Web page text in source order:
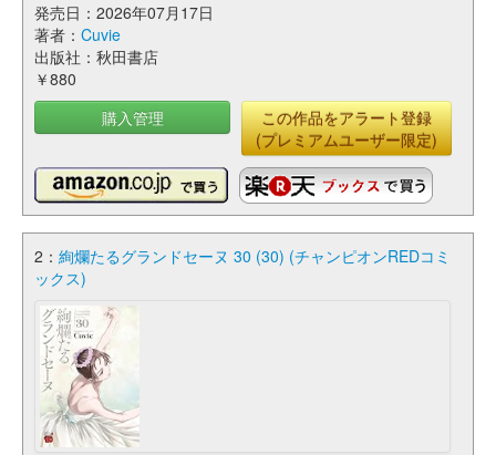
発売日：2026年07月17日
著者： Cuvie
出版社：秋田書店
￥880
購入管理
この作品をアラート登録
(プレミアムユーザー限定)
2： 絢爛たるグランドセーヌ 30 (30) (チャンピオンREDコミ
ックス)